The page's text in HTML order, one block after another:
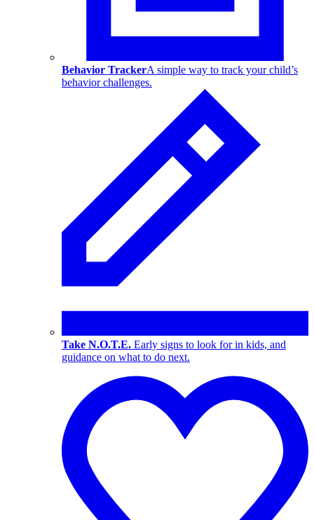
Behavior TrackerA simple way to track your child’s
behavior challenges.
Take N.O.T.E. Early signs to look for in kids, and
guidance on what to do next.